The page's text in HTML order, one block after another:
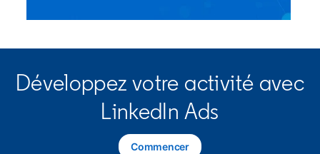
Développez votre activité avec
LinkedIn Ads
Commenceropens in a new tab